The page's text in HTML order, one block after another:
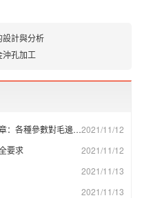
設計與分析
孔加工
2021/11/12
質量和沖頭載荷/應力的影響
2021/11/12
要求
2021/11/13
2021/11/13